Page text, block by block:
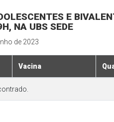
E
NA UBS SEDE
de 2023
Vacina